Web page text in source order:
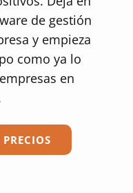
de gestión
y empieza
como ya lo
en